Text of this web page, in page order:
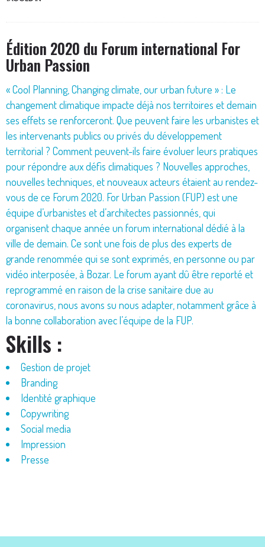
Édition 2020 du Forum international For
Urban Passion
« Cool Planning, Changing climate, our urban future » : Le
changement climatique impacte déjà nos territoires et demain
ses effets se renforceront. Que peuvent faire les urbanistes et
les intervenants publics ou privés du développement
territorial ? Comment peuvent-ils faire évoluer leurs pratiques
pour répondre aux défis climatiques ? Nouvelles approches,
nouvelles techniques, et nouveaux acteurs étaient au rendez-
vous de ce Forum 2020. For Urban Passion (FUP) est une
équipe d’urbanistes et d’architectes passionnés, qui
organisent chaque année un forum international dédié à la
ville de demain. Ce sont une fois de plus des experts de
grande renommée qui se sont exprimés, en personne ou par
vidéo interposée, à Bozar. Le forum ayant dû être reporté et
reprogrammé en raison de la crise sanitaire due au
coronavirus, nous avons su nous adapter, notamment grâce à
la bonne collaboration avec l’équipe de la FUP.
Skills :
Gestion de projet
Branding
Identité graphique
Copywriting
Social media
Impression
Presse